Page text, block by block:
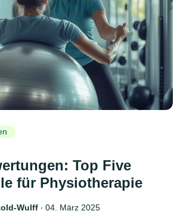
Top Five
für Physiotherapie
Wulff ‧ 04. März 2025